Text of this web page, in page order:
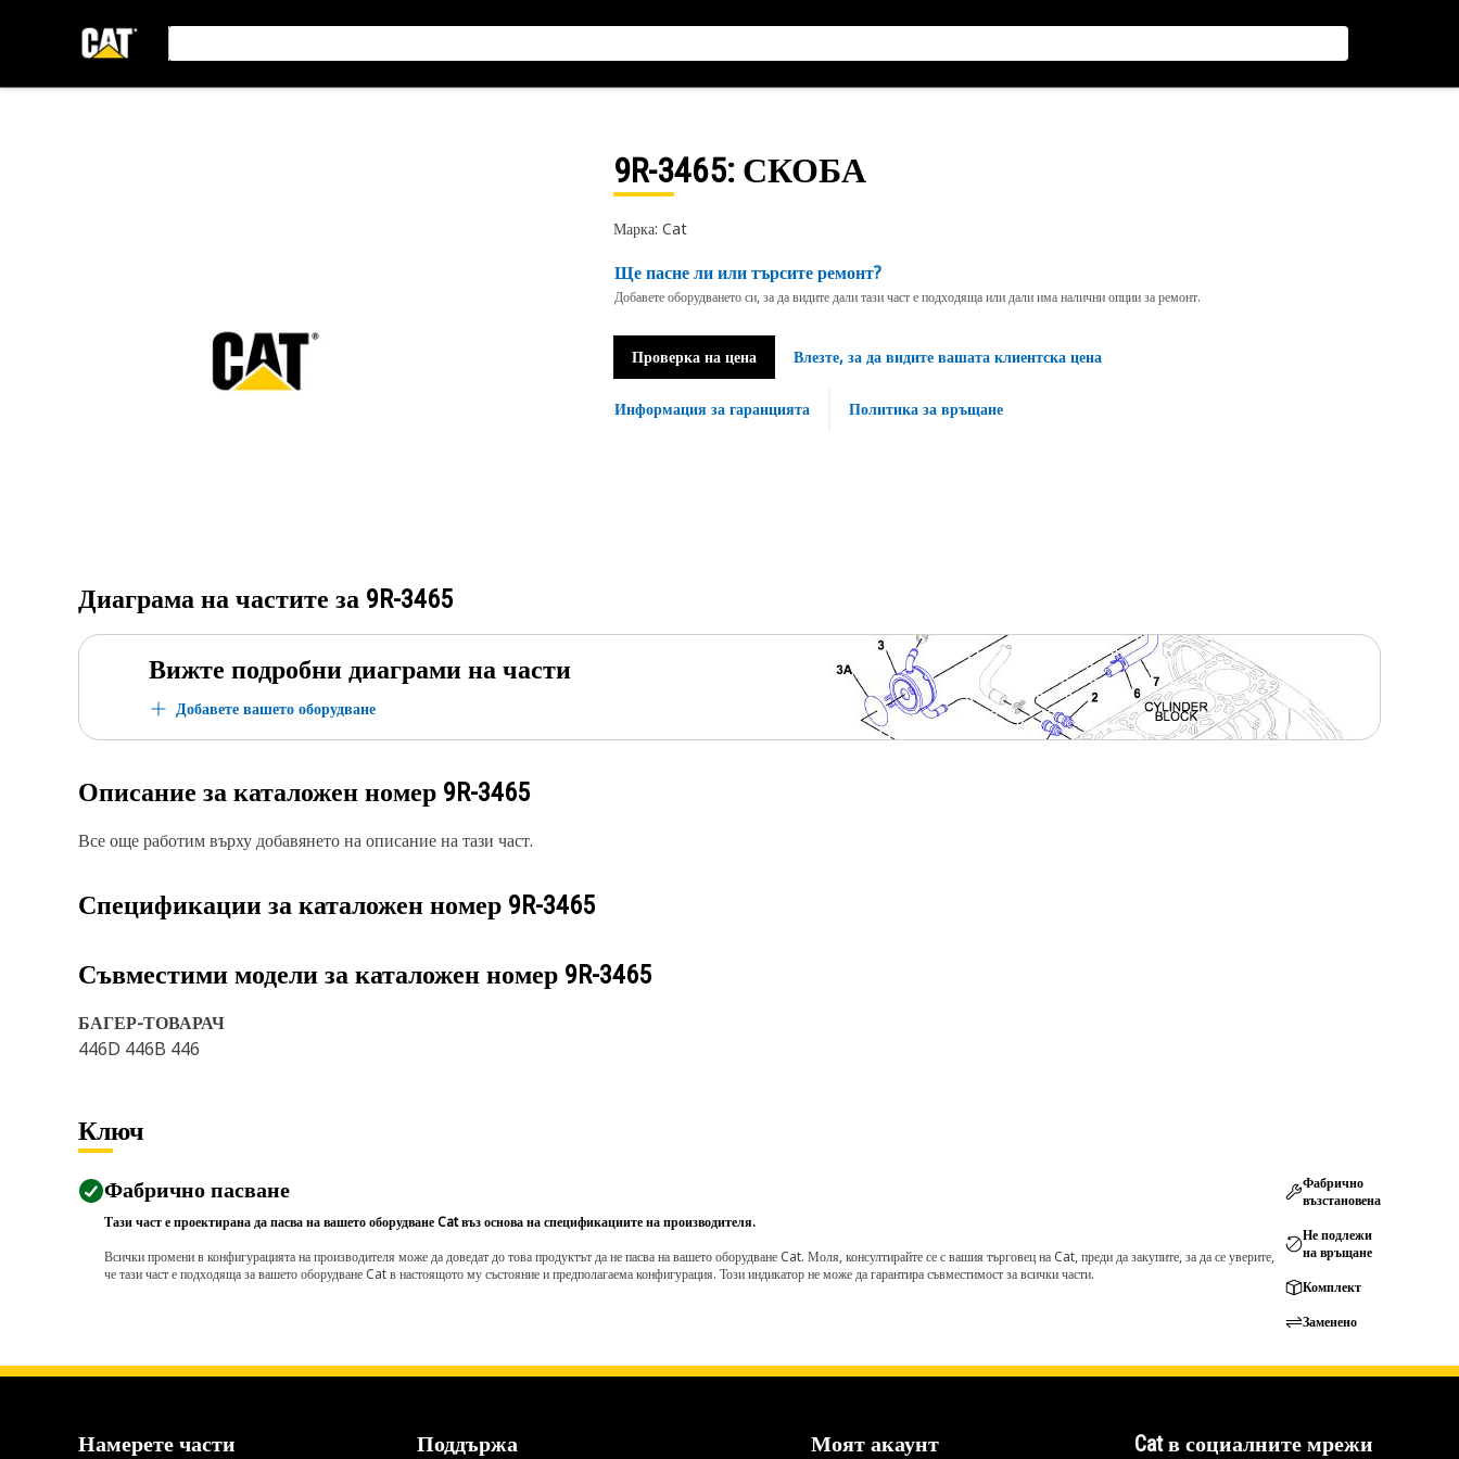
9R-3465: СКОБА
Марка: Cat
Ще пасне ли или търсите ремонт?
Добавете оборудването си, за да видите дали тази част е подходяща или дали има налични опции за ремонт.
Проверка на цена Влезте, за да видите вашата клиентска цена
Информация за гаранцията Политика за връщане
Диаграма на частите за 9R-3465
Вижте подробни диаграми на части
Добавете вашето оборудване
Описание за каталожен номер 9R-3465
Все още работим върху добавянето на описание на тази част.
Спецификации за каталожен номер 9R-3465
Съвместими модели за каталожен номер 9R-3465
БАГЕР-ТОВАРАЧ
446D 446B 446
Ключ
Фабрично пасване
Тази част е проектирана да пасва на вашето оборудване Cat въз основа на спецификациите на производителя.
Всички промени в конфигурацията на производителя може да доведат до това продуктът да не пасва на вашето оборудване Cat. Моля, консултирайте се с вашия търговец на Cat, преди да закупите, за да се уверите,
че тази част е подходяща за вашето оборудване Cat в настоящото му състояние и предполагаема конфигурация. Този индикатор не може да гарантира съвместимост за всички части.
Фабрично
възстановена
Не подлежи
на връщане
Комплект
Заменено
Намерете части Поддържа Моят акаунт Cat в социалните мрежи